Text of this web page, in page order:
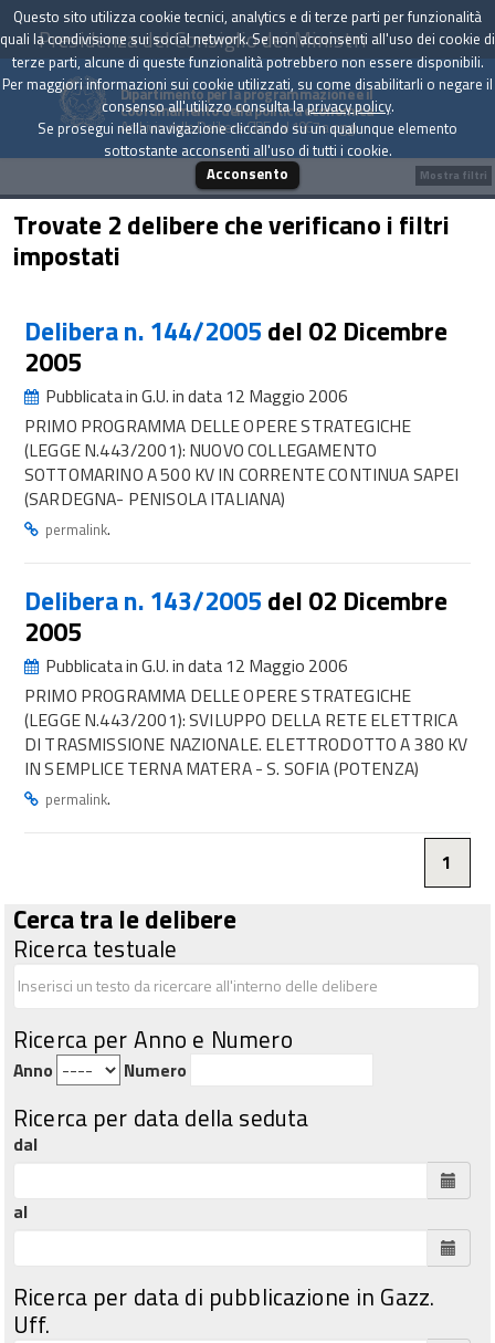
Presidenza del Consiglio dei Ministri
Dipartimento per la programmazione e il
coordinamento della politica economica
Archivio delle Delibere CIPE dal 1967 a oggi
Trovate 2 delibere che verificano i filtri
impostati
Delibera n. 144/2005 del 02 Dicembre
2005
Pubblicata in G.U. in data 12 Maggio 2006
PRIMO PROGRAMMA DELLE OPERE STRATEGICHE
(LEGGE N.443/2001): NUOVO COLLEGAMENTO
SOTTOMARINO A 500 KV IN CORRENTE CONTINUA SAPEI
(SARDEGNA- PENISOLA ITALIANA)
permalink.
Delibera n. 143/2005 del 02 Dicembre
2005
Pubblicata in G.U. in data 12 Maggio 2006
PRIMO PROGRAMMA DELLE OPERE STRATEGICHE
(LEGGE N.443/2001): SVILUPPO DELLA RETE ELETTRICA
DI TRASMISSIONE NAZIONALE. ELETTRODOTTO A 380 KV
IN SEMPLICE TERNA MATERA - S. SOFIA (POTENZA)
permalink.
1
Cerca tra le delibere
Ricerca testuale
Ricerca per Anno e Numero
Anno Numero
Ricerca per data della seduta
dal
al
Ricerca per data di pubblicazione in Gazz.
Uff.
Mostra filtri
Questo sito utilizza cookie tecnici, analytics e di terze parti per funzionalità
quali la condivisione sui social network. Se non acconsenti all'uso dei cookie di
terze parti, alcune di queste funzionalità potrebbero non essere disponibili.
Per maggiori informazioni sui cookie utilizzati, su come disabilitarli o negare il
consenso all'utilizzo consulta laprivacy policy.
Se prosegui nella navigazione cliccando su un qualunque elemento
sottostante acconsenti all'uso di tutti i cookie.
Acconsento